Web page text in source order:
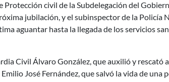
civil de la Subdelegación del
jubilación, y el subinspector de la Policía
aguantar hasta la llegada de los servicios
Civil Álvaro González, que auxilió y rescató
José Fernández, que salvó la vida de una